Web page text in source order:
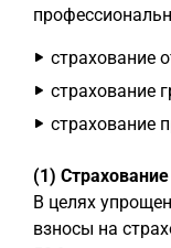
страхование
страхование
страхование
(1)
В целях
взносы на